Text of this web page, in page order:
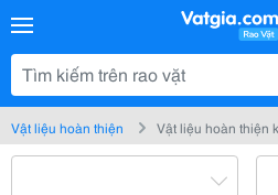
Vật liệu hoàn thiện Vật liệu hoàn thiện